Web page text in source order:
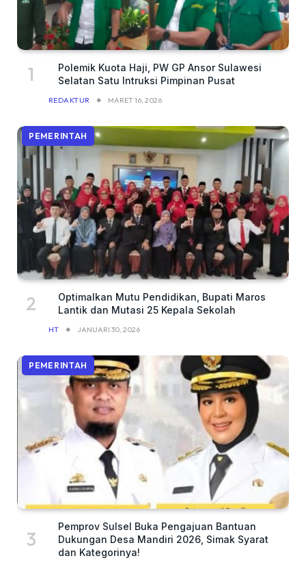
Polemik Kuota Haji, PW GP Ansor Sulawesi
Selatan Satu Intruksi Pimpinan Pusat
REDAKTUR MARET 16, 2026
PEMERINTAH
Optimalkan Mutu Pendidikan, Bupati Maros
Lantik dan Mutasi 25 Kepala Sekolah
HT JANUARI 30, 2026
PEMERINTAH
Pemprov Sulsel Buka Pengajuan Bantuan
Dukungan Desa Mandiri 2026, Simak Syarat
dan Kategorinya!